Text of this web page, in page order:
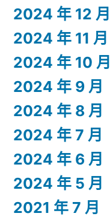
2024 年 12 月
2024 年 11 月
2024 年 10 月
2024 年 9 月
2024 年 8 月
2024 年 7 月
2024 年 6 月
2024 年 5 月
2021 年 7 月